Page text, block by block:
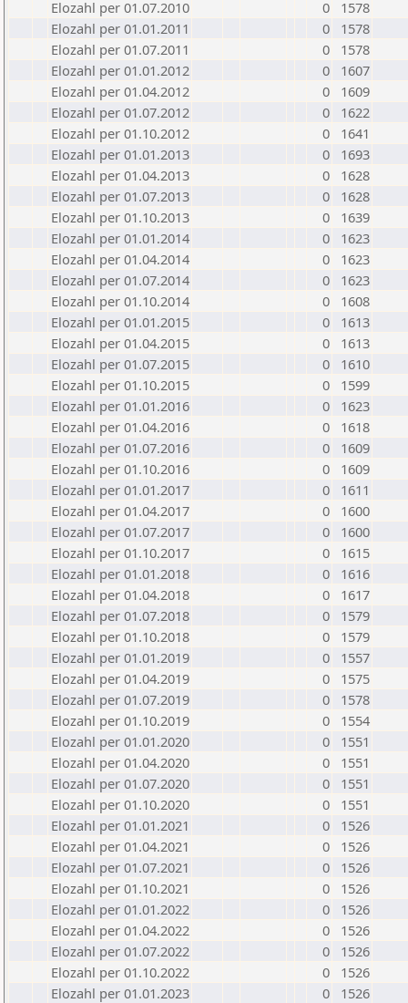
Elozahl per 01.07.2010
0
1578
Elozahl per 01.01.2011
0
1578
Elozahl per 01.07.2011
0
1578
Elozahl per 01.01.2012
0
1607
Elozahl per 01.04.2012
0
1609
Elozahl per 01.07.2012
0
1622
Elozahl per 01.10.2012
0
1641
Elozahl per 01.01.2013
0
1693
Elozahl per 01.04.2013
0
1628
Elozahl per 01.07.2013
0
1628
Elozahl per 01.10.2013
0
1639
Elozahl per 01.01.2014
0
1623
Elozahl per 01.04.2014
0
1623
Elozahl per 01.07.2014
0
1623
Elozahl per 01.10.2014
0
1608
Elozahl per 01.01.2015
0
1613
Elozahl per 01.04.2015
0
1613
Elozahl per 01.07.2015
0
1610
Elozahl per 01.10.2015
0
1599
Elozahl per 01.01.2016
0
1623
Elozahl per 01.04.2016
0
1618
Elozahl per 01.07.2016
0
1609
Elozahl per 01.10.2016
0
1609
Elozahl per 01.01.2017
0
1611
Elozahl per 01.04.2017
0
1600
Elozahl per 01.07.2017
0
1600
Elozahl per 01.10.2017
0
1615
Elozahl per 01.01.2018
0
1616
Elozahl per 01.04.2018
0
1617
Elozahl per 01.07.2018
0
1579
Elozahl per 01.10.2018
0
1579
Elozahl per 01.01.2019
0
1557
Elozahl per 01.04.2019
0
1575
Elozahl per 01.07.2019
0
1578
Elozahl per 01.10.2019
0
1554
Elozahl per 01.01.2020
0
1551
Elozahl per 01.04.2020
0
1551
Elozahl per 01.07.2020
0
1551
Elozahl per 01.10.2020
0
1551
Elozahl per 01.01.2021
0
1526
Elozahl per 01.04.2021
0
1526
Elozahl per 01.07.2021
0
1526
Elozahl per 01.10.2021
0
1526
Elozahl per 01.01.2022
0
1526
Elozahl per 01.04.2022
0
1526
Elozahl per 01.07.2022
0
1526
Elozahl per 01.10.2022
0
1526
Elozahl per 01.01.2023
0
1526